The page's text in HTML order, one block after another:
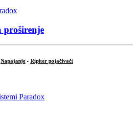
proširenje
Napajanje - Ripiter pojačivači